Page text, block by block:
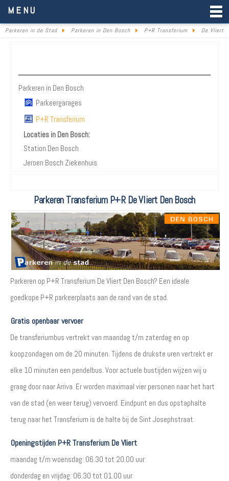
MENU
Parkeren in de Stad Parkeren in Den Bosch P+R Transferium De Vliert
Parkeren in Den Bosch
Parkeergarages
P+R Transferium
Locaties in Den Bosch:
Station Den Bosch
Jeroen Bosch Ziekenhuis
Parkeren Transferium P+R De Vliert Den Bosch
Parkeren op P+R Transferium De Vliert Den Bosch? Een ideale
goedkope P+R parkeerplaats aan de rand van de stad.
Gratis openbaar vervoer
De transferiumbus vertrekt van maandag t/m zaterdag en op
koopzondagen om de 20 minuten. Tijdens de drukste uren vertrekt er
elke 10 minuten een pendelbus. Voor actuele bustijden wijzen wij u
graag door naar Arriva. Er worden maximaal vier personen naar het hart
van de stad (en weer terug) vervoerd. Eindpunt en dus opstaphalte
terug naar het Transferium is de halte bij de Sint Josephstraat.
Openingstijden P+R Transferium De Vliert
maandag t/m woensdag: 06.30 tot 20.00 uur
donderdag en vrijdag: 06.30 tot 01.00 uur